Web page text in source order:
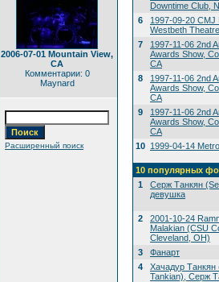
2006-07-01 Mountain View,
CA
Комментарии: 0
Maynard
Расширенный поиск
Downtime Club,
6
1997-09-20 CMJ
Westbeth
7
1997-11-06 2nd
Awards Show,
CA
8
1997-11-06 2nd
Awards Show,
CA
9
1997-11-06 2nd
Awards Show,
CA
10 1999-04-14
10 популярных
1
Серж Танкян
девушка
2
2001-10-24
Malakian (CSU
Cleveland, OH)
3
Фанарт
4
Хачадур Танкян
Tankian), Серж